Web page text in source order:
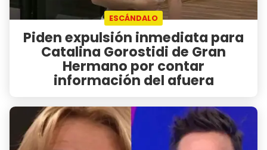
ESCÁNDALO
Piden expulsión inmediata para
Catalina Gorostidi de Gran
Hermano por contar
información del afuera